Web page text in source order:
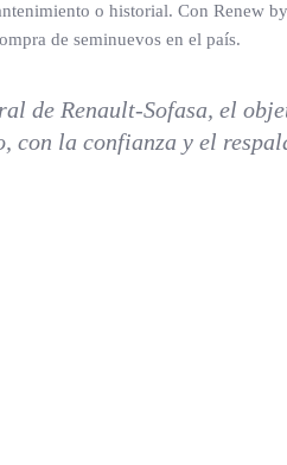
o historial. Con Renew
de seminuevos en el país.
de Renault-Sofasa, el
la confianza y el